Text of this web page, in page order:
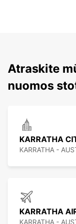
Atraskite
nuomos
KARRATHA
KARRATHA -
KARRATHA
KARRATHA -